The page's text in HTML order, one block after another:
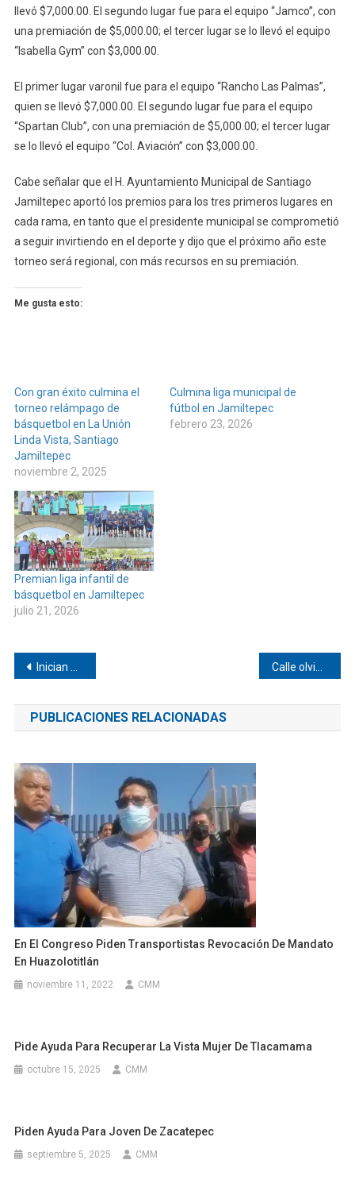
Jamiltepec
llevó $7,000.00. El segundo lugar fue para el equipo “Jamco”, con
una premiación de $5,000.00; el tercer lugar se lo llevó el equipo
“Isabella Gym” con $3,000.00.
El primer lugar varonil fue para el equipo “Rancho Las Palmas”,
quien se llevó $7,000.00. El segundo lugar fue para el equipo
“Spartan Club”, con una premiación de $5,000.00; el tercer lugar
se lo llevó el equipo “Col. Aviación” con $3,000.00.
Cabe señalar que el H. Ayuntamiento Municipal de Santiago
Jamiltepec aportó los premios para los tres primeros lugares en
cada rama, en tanto que el presidente municipal se comprometió
a seguir invirtiendo en el deporte y dijo que el próximo año este
torneo será regional, con más recursos en su premiación.
Me gusta esto:
Con gran éxito culmina el
torneo relámpago de
básquetbol en La Unión
Linda Vista, Santiago
Jamiltepec
noviembre 2, 2025
Culmina liga municipal de
fútbol en Jamiltepec
febrero 23, 2026
Premian liga infantil de
básquetbol en Jamiltepec
julio 21, 2026
Navegación
de
entradas
Inician ampliación de red eléctrica en Lagunillas, Pinotepa
PUBLICACIONES RELACIONADAS
En El Congreso Piden Transportistas Revocación De Mandato
En Huazolotitlán
noviembre 11, 2022 CMM
Pide Ayuda Para Recuperar La Vista Mujer De Tlacamama
octubre 15, 2025 CMM
Piden Ayuda Para Joven De Zacatepec
septiembre 5, 2025 CMM